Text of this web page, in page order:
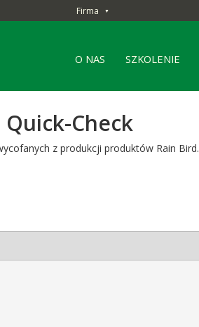
Firma ▼
O NAS SZKOLENIE
Check
z produkcji produktów Rain Bird.